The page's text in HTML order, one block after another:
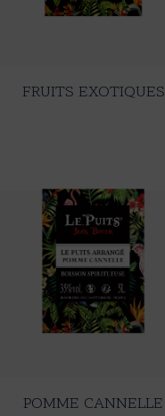
FRUITS EXOTIQUES
POMME CANNELLE